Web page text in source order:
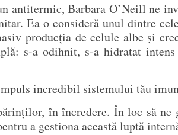
antitermic, Barbara O’Neill ne
Ea o consideră unul dintre
producția de celule albe și
s-a odihnit, s-a hidratat
incredibil sistemului tău
în încredere. În loc să
a gestiona această luptă